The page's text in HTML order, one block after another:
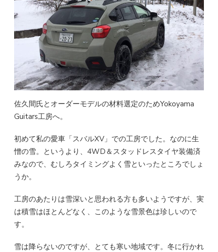
佐久間氏とオーダーモデルの材料選定のためYokoyama
Guitars工房へ。
初めて私の愛車「スバルXV」での工房でした。なのに生
憎の雪。というより、4WD＆スタッドレスタイヤ装備済
みなので、むしろタイミングよく雪といったところでしょ
うか。
工房のあたりは雪深いと思われる方も多いようですが、実
は積雪はほとんどなく、このような雪景色は珍しいので
す。
雪は降らないのですが、とても寒い地域です。冬に行かれ